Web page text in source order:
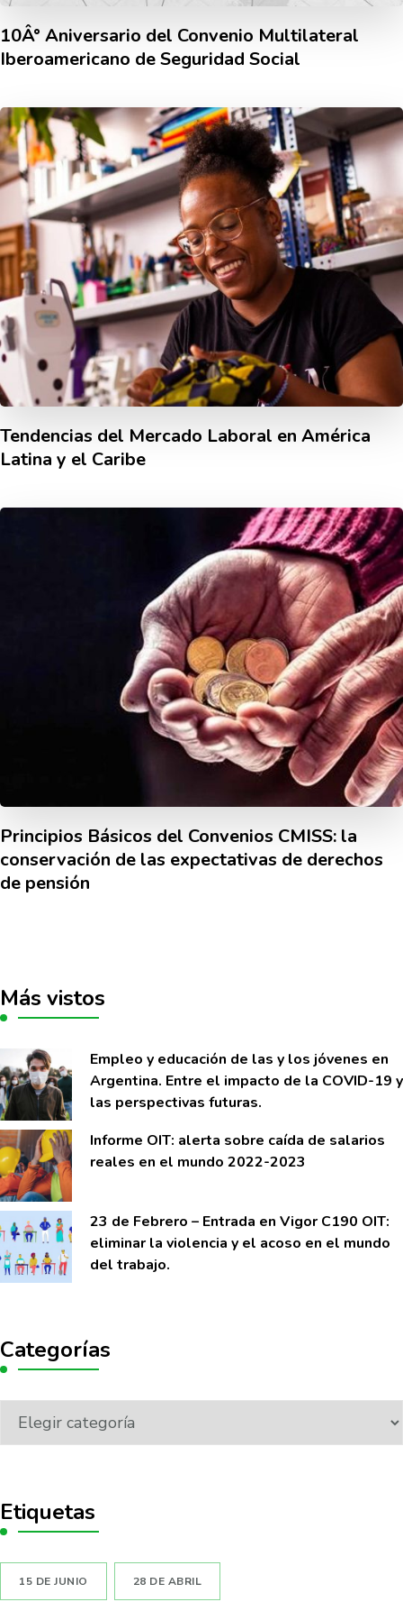
10Â° Aniversario del Convenio Multilateral
Iberoamericano de Seguridad Social
Tendencias del Mercado Laboral en América
Latina y el Caribe
Principios Básicos del Convenios CMISS: la
conservación de las expectativas de derechos
de pensión
Más vistos
Empleo y educación de las y los jóvenes en
Argentina. Entre el impacto de la COVID-19 y
las perspectivas futuras.
Informe OIT: alerta sobre caí­da de salarios
reales en el mundo 2022-2023
23 de Febrero – Entrada en Vigor C190 OIT:
eliminar la violencia y el acoso en el mundo
del trabajo.
Categorías
Etiquetas
15 DE JUNIO 28 DE ABRIL